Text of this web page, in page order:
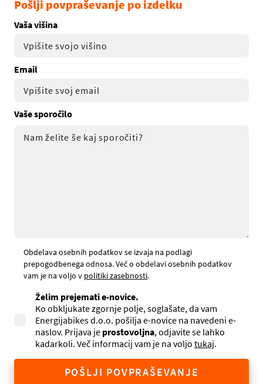
Pošlji povpraševanje po izdelku
Vaša višina
Email
Vaše sporočilo
Obdelava osebnih podatkov se izvaja na podlagi
prepogodbenega odnosa. Več o obdelavi osebnih podatkov
vam je na voljo v politiki zasebnosti.
Želim prejemati e-novice.
Ko obkljukate zgornje polje, soglašate, da vam
Energijabikes d.o.o. pošilja e-novice na navedeni e-
naslov. Prijava je prostovoljna, odjavite se lahko
kadarkoli. Več informacij vam je na voljo tukaj.
POŠLJI POVPRAŠEVANJE